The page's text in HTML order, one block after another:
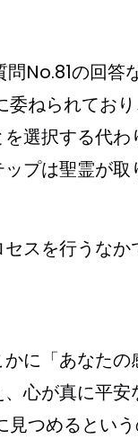
No.81の回答
委ねられてお
選択する代わ
プは聖霊が取
スを行うな
に「あなた
心が真に平
見つめるとい